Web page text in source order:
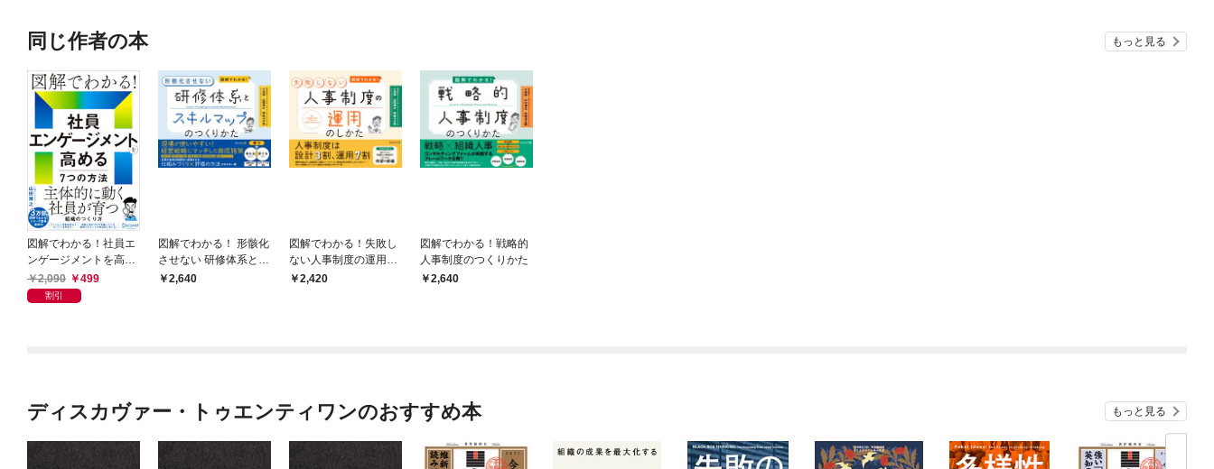
同じ作者の本 もっと見る
図解でわかる！社員エ
ンゲージメントを高め
る７つの方法
2,090 499
割引
図解でわかる！ 形骸化
させない 研修体系とス
キルマップのつくりか
2,640
図解でわかる！失敗し
ない人事制度の運用の
しかた
2,420
図解でわかる！戦略的
人事制度のつくりかた
2,640
ディスカヴァー・トゥエンティワンのおすすめ本 もっと見る